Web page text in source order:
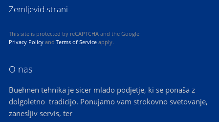
Zemljevid strani
This site is protected by reCAPTCHA and the Google
Privacy Policy and Terms of Service apply.
O nas
Buehnen tehnika je sicer mlado podjetje, ki se ponaša z
dolgoletno tradicijo. Ponujamo vam strokovno svetovanje,
zanesljiv servis, ter